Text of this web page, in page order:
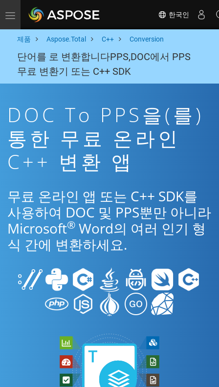
Toggle navigation 한국인
제품 Aspose.Total C++ Conversion
단어를 로 변환합니다PPS,DOC에서 PPS
무료 변환기 또는 C++ SDK
DOC To PPS을(를)
통한 무료 온라인
C++ 변환 앱
무료 온라인 앱 또는 C++ SDK를
사용하여 DOC 및 PPS뿐만 아니라
Microsoft® Word의 여러 인기 형
식 간에 변환하세요.